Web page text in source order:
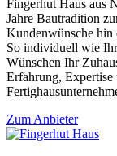
Fingerhut Haus aus
Jahre Bautradition
Kundenwünsche hin
So individuell wie
Wünschen Ihr
Erfahrung,
Zum Anbieter